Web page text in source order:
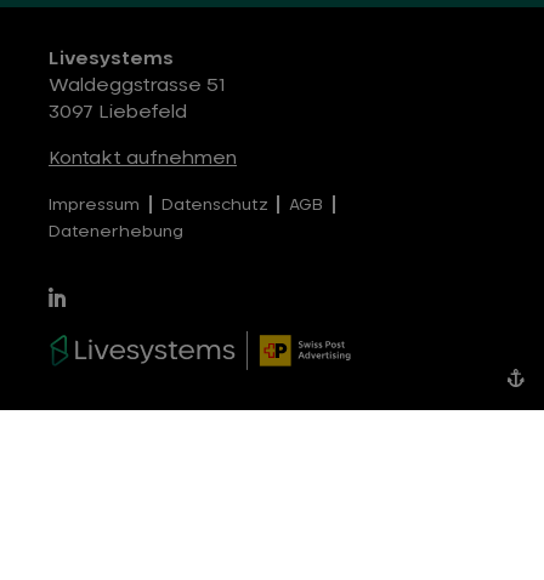
Livesystems
Waldeggstrasse 51
3097 Liebefeld
Kontakt aufnehmen
Impressum Datenschutz
AGB
Datenerhebung